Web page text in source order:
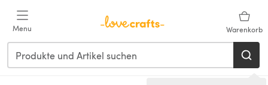
Menu Warenkorb